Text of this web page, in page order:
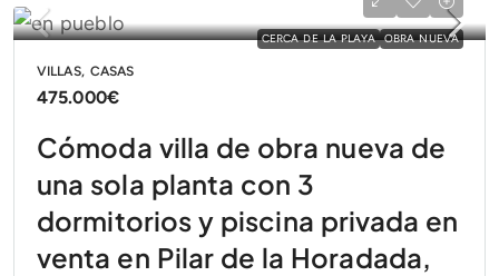
CERCA DE LA PLAYA OBRA NUEVA
VILLAS, CASAS
475.000€
Cómoda villa de obra nueva de
una sola planta con 3
dormitorios y piscina privada en
venta en Pilar de la Horadada,